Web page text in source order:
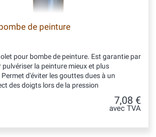
de peinture
pour bombe de peinture. Est garantie par
la peinture mieux et plus
d'éviter les gouttes dues à un
des doigts lors de la pression
7,08 €
avec TVA